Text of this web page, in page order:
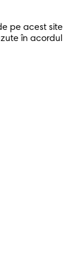
pe acest site
în acordul